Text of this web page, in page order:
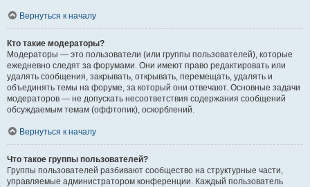
Вернуться к началу
Кто такие модераторы?
Модераторы — это пользователи (или группы пользователей), которые
ежедневно следят за форумами. Они имеют право редактировать или
удалять сообщения, закрывать, открывать, перемещать, удалять и
объединять темы на форуме, за который они отвечают. Основные задачи
модераторов — не допускать несоответствия содержания сообщений
обсуждаемым темам (оффтопик), оскорблений.
Вернуться к началу
Что такое группы пользователей?
Группы пользователей разбивают сообщество на структурные части,
управляемые администратором конференции. Каждый пользователь